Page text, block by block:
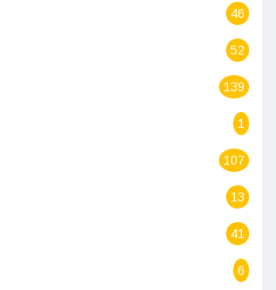
46
52
139
1
107
13
41
6